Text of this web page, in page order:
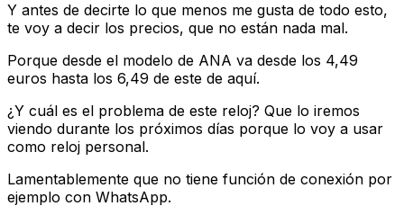
Y antes de decirte lo que menos me gusta de todo esto,
te voy a decir los precios, que no están nada mal.
Porque desde el modelo de ANA va desde los 4,49
euros hasta los 6,49 de este de aquí.
¿Y cuál es el problema de este reloj? Que lo iremos
viendo durante los próximos días porque lo voy a usar
como reloj personal.
Lamentablemente que no tiene función de conexión por
ejemplo con WhatsApp.